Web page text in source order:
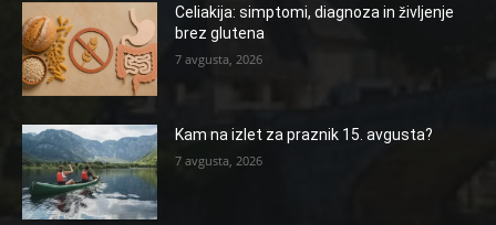
Celiakija: simptomi, diagnoza in življenje
brez glutena
7 avgusta, 2026
Kam na izlet za praznik 15. avgusta?
7 avgusta, 2026